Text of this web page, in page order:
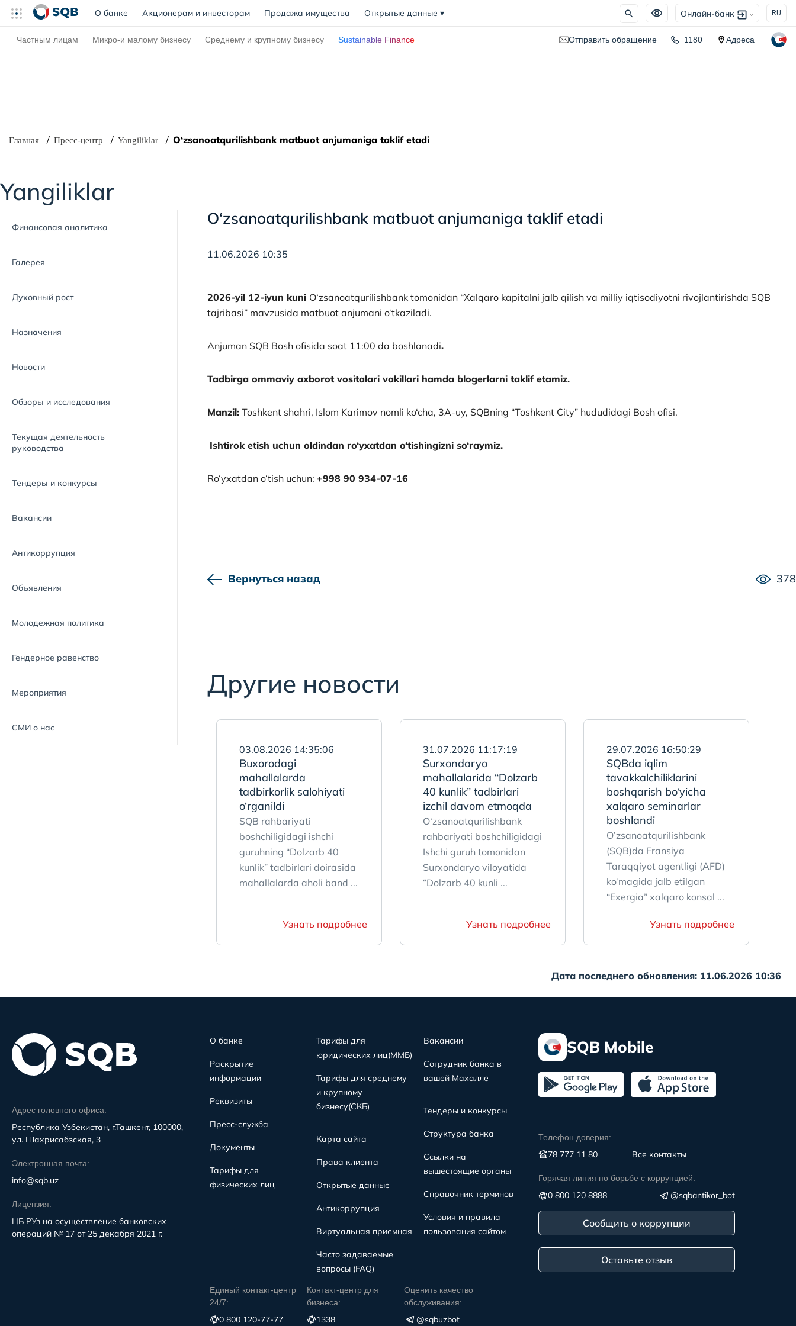
О банке (current)
Акционерам и инвесторам Продажа имущества Открытые данные ▾ Онлайн-банк RU
Частным лицам Микро-и малому бизнесу Среднему и крупному бизнесу Sustainable Finance Отправить обращение 1180 Адреса
Главная Пресс-центр Yangiliklar O‘zsanoatqurilishbank matbuot anjumaniga taklif etadi
Yangiliklar
Финансовая аналитика
Галерея
Духовный рост
Назначения
Новости
Обзоры и исследования
Текущая деятельность
руководства
Тендеры и конкурсы
Вакансии
Антикоррупция
Объявления
Молодежная политика
Гендерное равенство
Мероприятия
СМИ о нас
O‘zsanoatqurilishbank matbuot anjumaniga taklif etadi
11.06.2026 10:35
2026-yil 12-iyun kuni O‘zsanoatqurilishbank tomonidan “Xalqaro kapitalni jalb qilish va milliy iqtisodiyotni rivojlantirishda SQB
tajribasi” mavzusida matbuot anjumani o‘tkaziladi.
Anjuman SQB Bosh ofisida soat 11:00 da boshlanadi.
Tadbirga ommaviy axborot vositalari vakillari hamda blogerlarni taklif etamiz.
Manzil: Toshkent shahri, Islom Karimov nomli ko‘cha, 3A-uy, SQBning “Toshkent City” hududidagi Bosh ofisi.
Ishtirok etish uchun oldindan ro‘yxatdan o‘tishingizni so‘raymiz.
Ro‘yxatdan o‘tish uchun: +998 90 934-07-16
Вернуться назад 378
Другие новости
03.08.2026 14:35:06
Buxorodagi
mahallalarda
tadbirkorlik salohiyati
o‘rganildi
SQB rahbariyati
boshchiligidagi ishchi
guruhning “Dolzarb 40
kunlik” tadbirlari doirasida
mahallalarda aholi band ...
Узнать подробнее
31.07.2026 11:17:19
Surxondaryo
mahallalarida “Dolzarb
40 kunlik” tadbirlari
izchil davom etmoqda
O‘zsanoatqurilishbank
rahbariyati boshchiligidagi
Ishchi guruh tomonidan
Surxondaryo viloyatida
“Dolzarb 40 kunli ...
Узнать подробнее
29.07.2026 16:50:29
SQBda iqlim
tavakkalchiliklarini
boshqarish bo‘yicha
xalqaro seminarlar
boshlandi
O’zsanoatqurilishbank
(SQB)da Fransiya
Taraqqiyot аgentligi (AFD)
ko‘magida jalb etilgan
“Exergia” xalqaro konsal ...
Узнать подробнее
Дата последнего обновления: 11.06.2026 10:36
Адрес головного офиса:
Республика Узбекистан, г.Ташкент, 100000,
ул. Шахрисабзская, 3
Электронная почта:
info@sqb.uz
Лицензия:
ЦБ РУз на осуществление банковских
операций № 17 от 25 декабря 2021 г.
О банке
Раскрытие
информации
Реквизиты
Пресс-служба
Документы
Тарифы для
физических лиц
Тарифы для
юридических лиц(MMБ)
Тарифы для среднему
и крупному
бизнесу(СКБ)
Карта сайта
Права клиента
Открытые данные
Антикоррупция
Виртуальная приемная
Часто задаваемые
вопросы (FAQ)
Вакансии
Сотрудник банка в
вашей Махалле
Тендеры и конкурсы
Структура банка
Ссылки на
вышестоящие органы
Справочник терминов
Условия и правила
пользования сайтом
Единый контакт-центр
24/7:
0 800 120-77-77
Контакт-центр для
бизнеса:
1338
Оценить качество
обслуживания:
@sqbuzbot
SQB Mobile
Телефон доверия:
78 777 11 80 Все контакты
Горячая линия по борьбе с коррупцией:
0 800 120 8888 @sqbantikor_bot
Сообщить о коррупции
Оставьте отзыв